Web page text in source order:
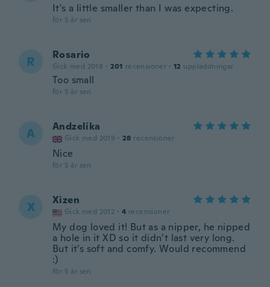
It's a little smaller than I was expecting.
för 5 år sen
R Rosario
Gick med 2018 · 201 recensioner · 12 uppladdningar
Too small
för 5 år sen
A Andzelika
Gick med 2019 · 28 recensioner
Nice
för 5 år sen
X Xizen
Gick med 2012 · 4 recensioner
My dog loved it! But as a nipper, he nipped
a hole in it XD so it didn’t last very long.
But it’s soft and comfy. Would recommend
:)
för 5 år sen